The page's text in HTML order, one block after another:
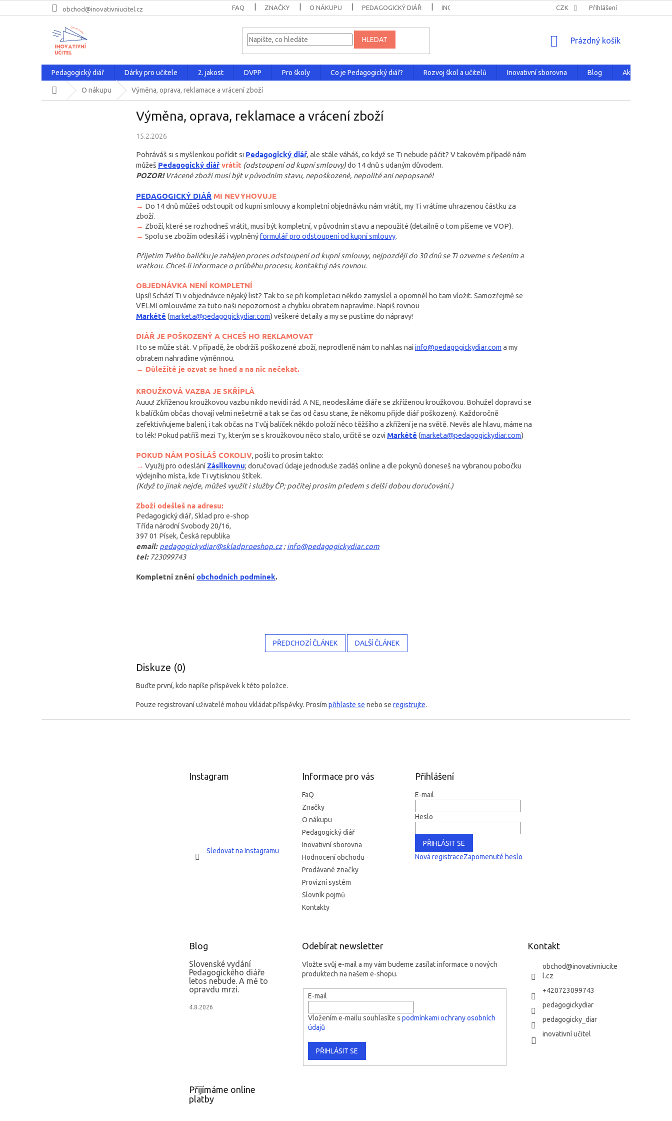
na
obchod@inovativniucitel.cz FAQ ZNAČKY O NÁKUPU PEDAGOGICKÝ DIÁŘ INOVATIVNÍ SBOROVNA HODNOCENÍ OBCHODU
CZK Přihlášení
HLEDAT
NÁKUPNÍ
Prázdný košík
Pedagogický diář Dárky pro učitele 2. jakost DVPP Pro školy Co je Pedagogický diář? Rozvoj škol a učitelů Inovativní sborovna Blog Aktuality
Domů O nákupu Výměna, oprava, reklamace a vrácení zboží
Výměna, oprava, reklamace a vrácení zboží
15.2.2026
Pohráváš si s myšlenkou pořídit si Pedagogický diář, ale stále váháš, co když se Ti nebude páčit? V takovém případě nám
můžeš Pedagogický diář vrátit (odstoupení od kupní smlouvy)do 14 dnů s udaným důvodem.
POZOR!Vrácené zboží musí být v původním stavu, nepoškozené, nepolité ani nepopsané!
PEDAGOGICKÝ DIÁŘ MI NEVYHOVUJE
→ Do 14 dnů můžeš odstoupit od kupní smlouvy a kompletní objednávku nám vrátit, my Ti vrátíme uhrazenou částku za
zboží.
→ Zboží, které se rozhodneš vrátit, musí být kompletní, v původním stavu a nepoužité (detailně o tom píšeme ve VOP).
→ Spolu se zbožím odesíláš i vyplněnýformulář pro odstoupení od kupní smlouvy.
Přijetím Tvého balíčku je zahájen proces odstoupení od kupní smlouvy, nejpozději do 30 dnů se Ti ozveme s řešením a
vratkou. Chceš-li informace o průběhu procesu, kontaktuj nás rovnou.
OBJEDNÁVKA NENÍ KOMPLETNÍ
Upsí! Schází Ti v objednávce nějaký list? Tak to se při kompletaci někdo zamyslel a opomněl ho tam vložit. Samozřejmě se
VELMI omlouváme za tuto naši nepozornost a chybku obratem napravíme. Napiš rovnou
Markétě (marketa@pedagogickydiar.com) veškeré detaily a my se pustíme do nápravy!
DIÁŘ JE POŠKOZENÝ A CHCEŠ HO REKLAMOVAT
I to se může stát. V případě, že obdržíš poškozené zboží, neprodleně nám to nahlas nai info@pedagogickydiar.coma my
obratem nahradíme výměnnou.
→ Důležité je ozvat se hned a na nic nečekat.
KROUŽKOVÁ VAZBA JE SKŘÍPLÁ
Auuu! Zkříženou kroužkovou vazbu nikdo nevidí rád. A NE, neodesíláme diáře se zkříženou kroužkovou. Bohužel dopravci se
k balíčkům občas chovají velmi nešetrně a tak se čas od času stane, že někomu přijde diář poškozený. Každoročně
zefektivňujeme balení, i tak občas na Tvůj balíček někdo položí něco těžšího a zkřížení je na světě. Nevěs ale hlavu, máme na
to lék! Pokud patříš mezi Ty, kterým se s kroužkovou něco stalo, určitě se ozvi Markétě (marketa@pedagogickydiar.com)
POKUD NÁM POSÍLÁŠ COKOLIV, pošli to prosím takto:
→ Využij pro odesláníZásilkovnu; doručovací údaje jednoduše zadáš online a dle pokynů doneseš na vybranou pobočku
výdejního místa, kde Ti vytisknou štítek.
(Když to jinak nejde, můžeš využít i služby ČP; počítej prosím předem s delší dobou doručování.)
Zboží odešleš na adresu:
Pedagogický diář, Sklad pro e-shop
Třída národní Svobody 20/16,
397 01 Písek, Česká republika
email: pedagogickydiar@skladproeshop.cz;info@pedagogickydiar.com
tel:723099743
Kompletní znění obchodních podmínek.
PŘEDCHOZÍ ČLÁNEK DALŠÍ ČLÁNEK
Diskuze (0)
Buďte první, kdo napíše příspěvek k této položce.
Pouze registrovaní uživatelé mohou vkládat příspěvky. Prosím přihlaste se nebo se registrujte.
Instagram
Sledovat na Instagramu
Informace pro vás
FaQ
Značky
O nákupu
Pedagogický diář
Inovativní sborovna
Hodnocení obchodu
Prodávané značky
Provizní systém
Slovník pojmů
Kontakty
Přihlášení
E-mail
Heslo
PŘIHLÁSIT SE
Nová registraceZapomenuté heslo
Blog
Slovenské vydání
Pedagogického diáře
letos nebude. A mě to
opravdu mrzí.
4.8.2026
Odebírat newsletter
Vložte svůj e-mail a my vám budeme zasílat informace o nových
produktech na našem e-shopu.
E-mail
Vložením e-mailu souhlasíte s podmínkami ochrany osobních
údajů
PŘIHLÁSIT SE
Kontakt
obchod@inovativniucite
l.cz
+420723099743
pedagogickydiar
pedagogicky_diar
inovativní učitel
Přijímáme online
platby